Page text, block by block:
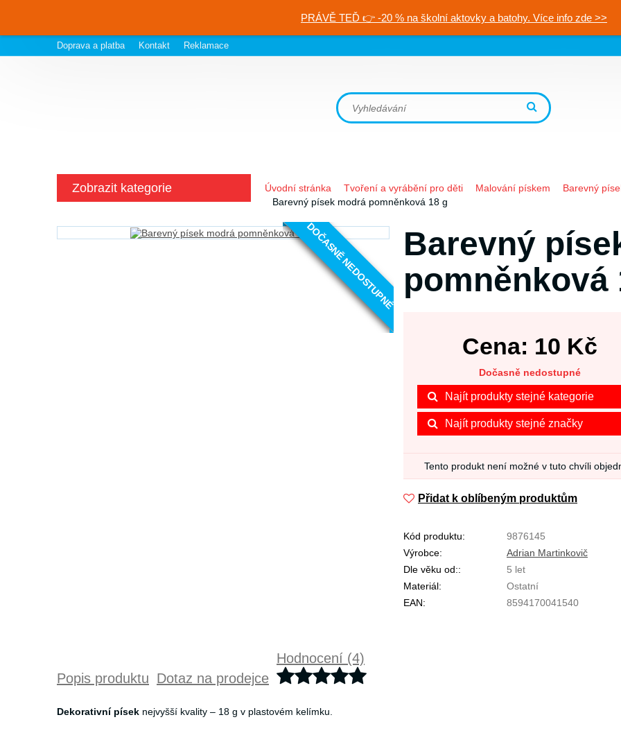
PRÁVĚ TEĎ 👉 -20 % na školní aktovky a batohy. Více info zde >>
Doprava a platba Kontakt Reklamace
Zobrazit kategorie Úvodní stránka Tvoření a vyrábění pro děti Malování pískem
Barevný
Barevný písek modrá pomněnková 18 g
DOČASNĚ NEDOSTUPNÉ Barevný
pomněnková
Cena: 10 Kč
Dočasně nedostupné
Najít produkty stejné kategorie
Najít produkty stejné značky
Tento produkt není možné v tuto chvíli
Přidat k oblíbeným produktům
Kód produktu:
9876145
Výrobce:
Adrian Martinkovič
Dle věku od::
5 let
Materiál:
Ostatní
EAN:
8594170041540
Popis produktu Dotaz na prodejce
Hodnocení (4)
Dekorativní písek nejvyšší kvality – 18 g v plastovém kelímku.